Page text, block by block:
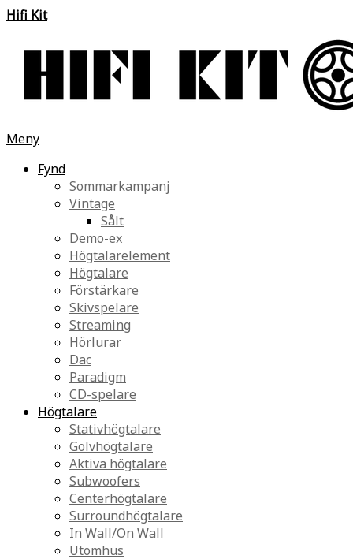
Hifi Kit
Meny
Fynd
Sommarkampanj
Vintage
Sålt
Demo-ex
Högtalarelement
Högtalare
Förstärkare
Skivspelare
Streaming
Hörlurar
Dac
Paradigm
CD-spelare
Högtalare
Stativhögtalare
Golvhögtalare
Aktiva högtalare
Subwoofers
Centerhögtalare
Surroundhögtalare
In Wall/On Wall
Utomhus